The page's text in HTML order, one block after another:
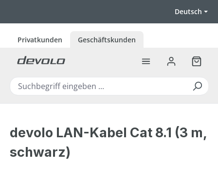
Deutsch
Privatkunden Geschäftskunden
devolo LAN-Kabel Cat 8.1 (3 m,
schwarz)